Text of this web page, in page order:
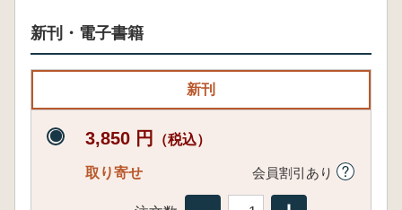
新刊・電子書籍
新刊
3,850 円 （税込）
取り寄せ 会員割引あり